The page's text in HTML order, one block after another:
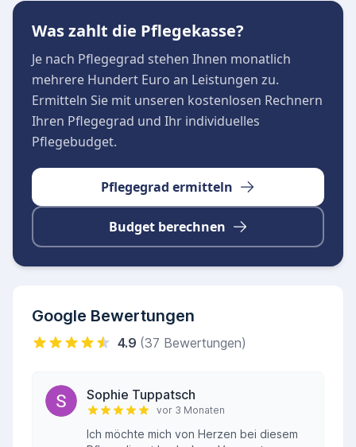
um-die-Uhr-Betreuung bietet.
Beratungsgespräche erfolgen kostenfrei und
unbürokratisch am Standort oder vor Ort beim
Patienten. Der Pflegedienst strebt an, die
Lebensqualität seiner Patienten zu erhöhen und
ein sicheres, geborgenes Umfeld zu schaffen.
Was zahlt die Pflegekasse?
Je nach Pflegegrad stehen Ihnen monatlich
mehrere Hundert Euro an Leistungen zu.
Ermitteln Sie mit unseren kostenlosen Rechnern
Ihren Pflegegrad und Ihr individuelles
Pflegebudget.
Pflegegrad ermitteln
Budget berechnen
Google Bewertungen
4.9 (37 Bewertungen)
Sophie Tuppatsch
vor 3 Monaten
Ich möchte mich von Herzen bei diesem